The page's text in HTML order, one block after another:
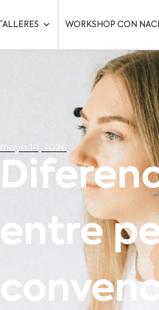
TALLERES WORKSHOP CON
mayo 19, 2026
entre